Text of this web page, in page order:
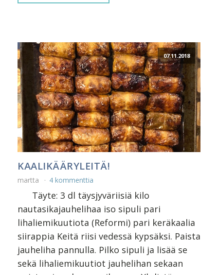
07.11.2018
KAALIKÄÄRYLEITÄ!
martta 4 kommenttia
Täyte: 3 dl täysjyväriisiä kilo
nautasikajauhelihaa iso sipuli pari
lihaliemikuutiota (Reformi) pari keräkaalia
siirappia Keitä riisi vedessä kypsäksi. Paista
jauheliha pannulla. Pilko sipuli ja lisää se
sekä lihaliemikuutiot jauhelihan sekaan